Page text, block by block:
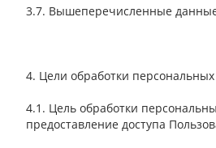
3.7. Вышеперечисленные
4. Цели обработки
4.1. Цель обработки
предоставление доступа